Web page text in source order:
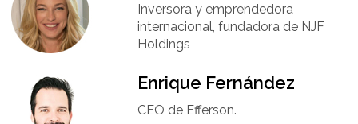
Inversora y emprendedora
internacional, fundadora de NJF
Holdings
Enrique Fernández
CEO de Efferson.